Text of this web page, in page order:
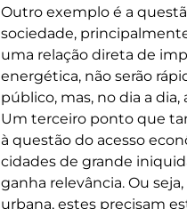
Outro exemplo é a
sociedade,
uma relação direta de
energética, não serão
público, mas, no dia a
Um terceiro ponto que
à questão do acesso
cidades de grande
ganha relevância. Ou
urbana, estes precisam